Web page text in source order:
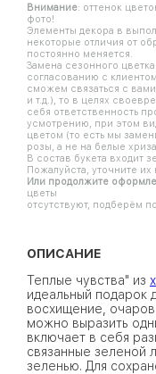
Внимание: оттенок
фото!
Элементы декора в
некоторые отличия от
постоянно меняется.
Замена сезонного
согласованию с
сможем связаться с
и т.д.), то в целях
себя ответственность
усмотрению, при этом
цветом (то есть мы
розы, а не на белые
В состав букета входит
Пожалуйста, уточните их
Или продолжите
цветы
отсутствуют, подберём
ОПИСАНИЕ
Теплые чувства" из
идеальный
восхищение,
можно выразить
включает в себя
связанные зеленой
зеленью. Для